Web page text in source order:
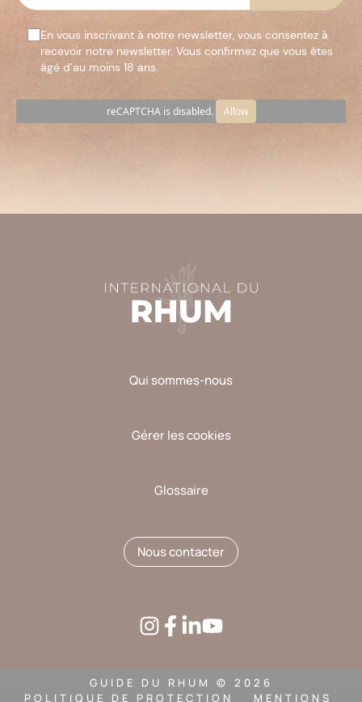
En vous inscrivant à notre newsletter, vous consentez à
recevoir notre newsletter. Vous confirmez que vous êtes
âgé d’au moins 18 ans.
reCAPTCHA is disabled. Allow
vide.
Qui sommes-nous
Gérer les cookies
Glossaire
Nous contacter
GUIDE DU RHUM © 2026
POLITIQUE DE PROTECTION
MENTIONS